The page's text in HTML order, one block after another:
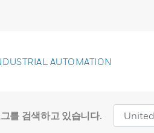
AUTOMATION
를 검색하고 있습니다.